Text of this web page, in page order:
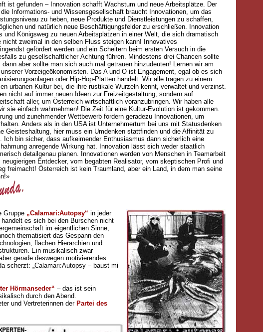
ist gefunden – Innovation schafft Wachstum und neue Arbeitsplätze. Der
Informations- und Wissensgesellschaft braucht Innovationen, um das
zu heben, neue Produkte und Dienstleistungen zu schaffen,
und natürlich neue Beschäftigungsfelder zu erschließen. Innovation
und Königsweg zu neuen Arbeitsplätzen in einer Welt, die sich dramatisch
nicht zweimal in den selben Fluss steigen kann! Innovatives
gefördert werden und ein Scheitern beim ersten Versuch in die
zu gesellschaftlicher Ächtung führen. Mindestens drei Chancen sollte
aber sollte man sich auch mal getrauen hinzudeuten! Lernen wir am
Vorzeigeökonomisten. Das A und O ist Engagement, egal ob es sich
oder Hip-Hop-Platten handelt. Wir alle tragen zu einem
urbanen Kultur bei, die ihre rustikale Wurzeln kennt, verwaltet und verzinst.
nicht auf immer neuen Ideen zur Freizeitgestaltung, sondern auf
aller, um Österreich wirtschaftlich voranzubringen. Wir haben alle
sie einfach wahrnehmen! Die Zeit für eine Kultur-Evolution ist gekommen.
und zunehmender Wettbewerb fordern geradezu Innovationen, um
Anders als in den USA ist Unternehmertum bei uns mit Statusdenken
Geisteshaltung, hier muss ein Umdenken stattfinden und die Affinität zu
Ich bin sicher, dass aufkeimender Enthusiasmus dann sicherlich eine
anregende Wirkung hat. Innovation lässt sich weder staatlich
detailgenau planen. Innovationen werden von Menschen in Teamarbeit
Entdecker, vom begabten Realisator, vom skeptischen Profi und
freimacht! Österreich ist kein Traumland, aber ein Land, in dem man seine
Gruppe „Calamari:Autopsy“ in jeder
es sich bei den Burschen nicht
im eigentlichen Sinne,
thematisiert das Gespann den
flachen Hierarchien und
Ein musikalisch zwar
gerade deswegen motivierendes
scherzt: „Calamari:Autopsy – baust mi
Hörmanseder“ – das ist sein
durch den Abend.
und Vertreterinnen der Partei des